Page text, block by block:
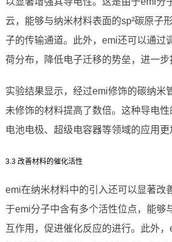
云，能够与纳米材料表面的sp²碳原子
子的传输通道。此外，emi还可以通过
荷分布，降低电子迁移的势垒，进一步
实验结果显示，经过emi修饰的碳纳米
未修饰的材料提高了数倍。这种导电
电池电极、超级电容器等领域的应用更
3.3 改善材料的催化活性
emi在纳米材料中的引入还可以显著改
于emi分子中含有多个活性位点，能够
互作用，促进催化反应的进行。此外